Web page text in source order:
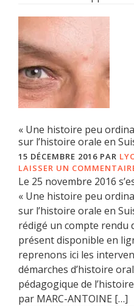
« Une histoire peu
sur l’histoire orale en
15 DÉCEMBRE 2016 PAR
LAISSER UN
Le 25 novembre 2016
« Une histoire peu
sur l’histoire orale en
rédigé un compte rendu
présent disponible en
reprenons ici les
démarches d’histoire
pédagogique de
par MARC-ANTOINE […]